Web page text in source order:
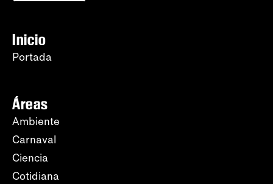
Inicio
Portada
Áreas
Ambiente
Carnaval
Ciencia
Cotidiana